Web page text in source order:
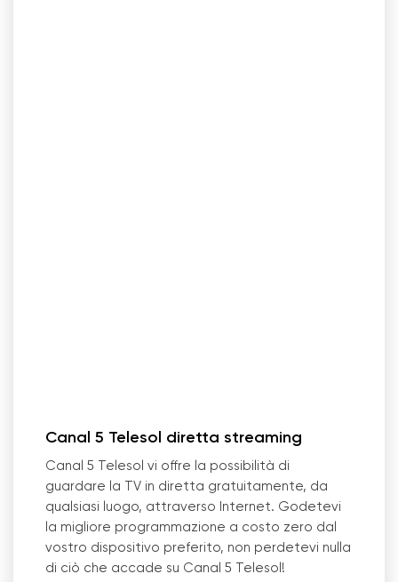
Canal 5 Telesol diretta streaming
Canal 5 Telesol vi offre la possibilità di
guardare la TV in diretta gratuitamente, da
qualsiasi luogo, attraverso Internet. Godetevi
la migliore programmazione a costo zero dal
vostro dispositivo preferito, non perdetevi nulla
di ciò che accade su Canal 5 Telesol!